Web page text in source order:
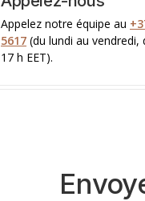
Appelez notre équipe au
5617 (du lundi au vendredi,
17 h EET).